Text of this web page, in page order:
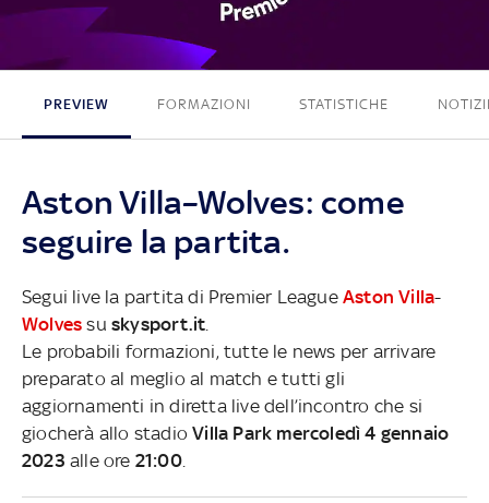
1 - 1
PREVIEW FORMAZIONI STATISTICHE
Aston Villa–Wolves: come
seguire la partita.
Segui live la partita di Premier League Aston Villa-
Wolves suskysport.it
Le probabili formazioni, tutte le news per arrivare
preparato al meglio al match e tutti gli
aggiornamenti in diretta live dell’incontro che si
giocherà allo stadioVilla Park mercoledì 4 gennaio
2023 alle ore 21:00.